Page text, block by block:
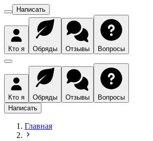
Написать
Кто я Обряды Отзывы Вопросы
Кто я Обряды Отзывы
Вопросы
Написать
Главная